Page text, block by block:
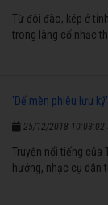
Từ đôi đào, kép ở
trong làng cổ nhạc
'Dế mèn phiêu lưu
25/12/2018 10:03:02
Truyện nổi tiếng của
hưởng, nhạc cụ dân